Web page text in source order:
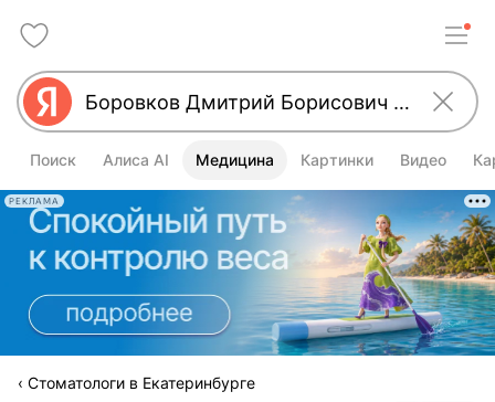
Поиск Алиса AI Медицина Картинки Видео
РЕКЛАМА
Стоматологи в Екатеринбурге